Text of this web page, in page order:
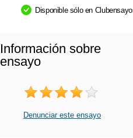
Disponible sólo en
Información sobre
ensayo
Denunciar este ensayo